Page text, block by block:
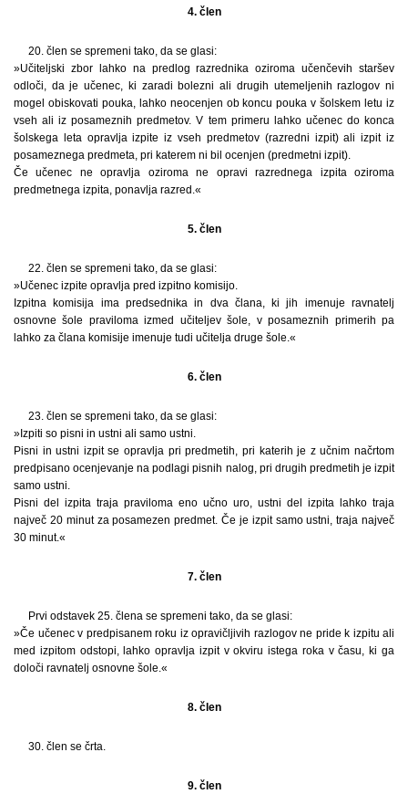
4. člen
20. člen se spremeni tako, da se glasi:
»Učiteljski zbor lahko na predlog razrednika oziroma učenčevih staršev
odloči, da je učenec, ki zaradi bolezni ali drugih utemeljenih razlogov ni
mogel obiskovati pouka, lahko neocenjen ob koncu pouka v šolskem letu iz
vseh ali iz posameznih predmetov. V tem primeru lahko učenec do konca
šolskega leta opravlja izpite iz vseh predmetov (razredni izpit) ali izpit iz
posameznega predmeta, pri katerem ni bil ocenjen (predmetni izpit).
Če učenec ne opravlja oziroma ne opravi razrednega izpita oziroma
predmetnega izpita, ponavlja razred.«
5. člen
22. člen se spremeni tako, da se glasi:
»Učenec izpite opravlja pred izpitno komisijo.
Izpitna komisija ima predsednika in dva člana, ki jih imenuje ravnatelj
osnovne šole praviloma izmed učiteljev šole, v posameznih primerih pa
lahko za člana komisije imenuje tudi učitelja druge šole.«
6. člen
23. člen se spremeni tako, da se glasi:
»Izpiti so pisni in ustni ali samo ustni.
Pisni in ustni izpit se opravlja pri predmetih, pri katerih je z učnim načrtom
predpisano ocenjevanje na podlagi pisnih nalog, pri drugih predmetih je izpit
samo ustni.
Pisni del izpita traja praviloma eno učno uro, ustni del izpita lahko traja
največ 20 minut za posamezen predmet. Če je izpit samo ustni, traja največ
30 minut.«
7. člen
Prvi odstavek 25. člena se spremeni tako, da se glasi:
»Če učenec v predpisanem roku iz opravičljivih razlogov ne pride k izpitu ali
med izpitom odstopi, lahko opravlja izpit v okviru istega roka v času, ki ga
določi ravnatelj osnovne šole.«
8. člen
30. člen se črta.
9. člen